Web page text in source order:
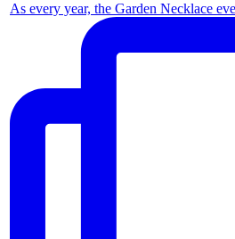
As every year, the Garden Necklace